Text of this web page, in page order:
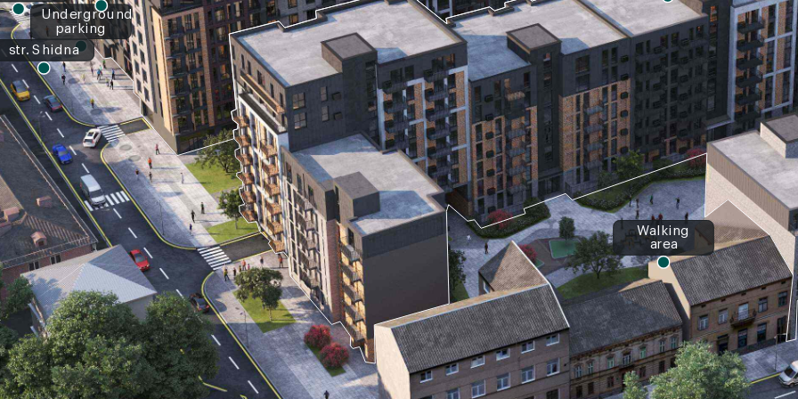
Walking
area
Underground
parking
str. Shidna